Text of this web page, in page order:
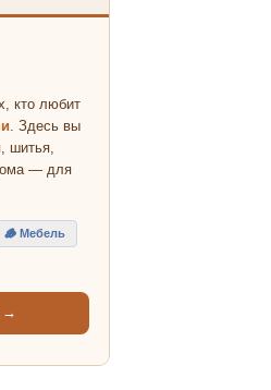
кто любит
. Здесь вы
шитья,
— для
🪵 Мебель
→